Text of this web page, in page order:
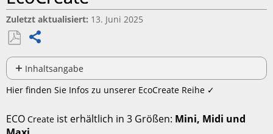
Zuletzt aktualisiert 13. Juni 2025
Als
PDF
speichern
Inhaltsangabe
Farben
Weitere
Inhalte
Hier finden Sie Infos zu unserer EcoCreate Reihe ✓
ECOCreate ist erhältlich in 3 Größen: Mini, Midi und